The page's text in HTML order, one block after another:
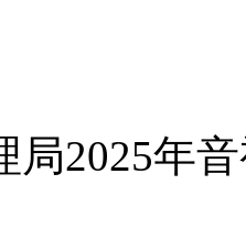
局2025年